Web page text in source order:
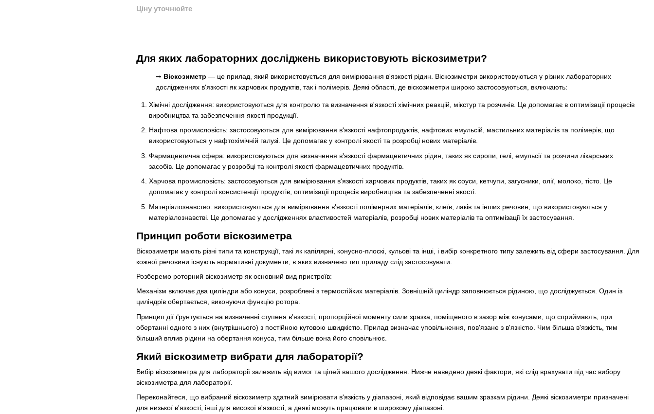
Для яких лабораторних досліджень використовують віскозиметри?
➞ Віскозиметр — це прилад, який використовується для вимірювання в'язкості рідин. Віскозиметри використовуються у різних лабораторних
дослідженнях в'язкості як харчових продуктів, так і полімерів. Деякі області, де віскозиметри широко застосовуються, включають:
Хімічні дослідження: використовуються для контролю та визначення в'язкості хімічних реакцій, мікстур та розчинів. Це допомагає в оптимізації процесів
виробництва та забезпечення якості продукції.
Нафтова промисловість: застосовуються для вимірювання в'язкості нафтопродуктів, нафтових емульсій, мастильних матеріалів та полімерів, що
використовуються у нафтохімічній галузі. Це допомагає у контролі якості та розробці нових матеріалів.
Фармацевтична сфера: використовуються для визначення в'язкості фармацевтичних рідин, таких як сиропи, гелі, емульсії та розчини лікарських
засобів. Це допомагає у розробці та контролі якості фармацевтичних продуктів.
Харчова промисловість: застосовуються для вимірювання в'язкості харчових продуктів, таких як соуси, кетчупи, загусники, олії, молоко, тісто. Це
допомагає у контролі консистенції продуктів, оптимізації процесів виробництва та забезпеченні якості.
Матеріалознавство: використовуються для вимірювання в'язкості полімерних матеріалів, клеїв, лаків та інших речовин, що використовуються у
матеріалознавстві. Це допомагає у дослідженнях властивостей матеріалів, розробці нових матеріалів та оптимізації їх застосування.
Принцип роботи віскозиметра
Віскозиметри мають різні типи та конструкції, такі як капілярні, конусно-плоскі, кульові та інші, і вибір конкретного типу залежить від сфери застосування. Для
кожної речовини існують нормативні документи, в яких визначено тип приладу слід застосовувати.
Розберемо роторний віскозиметр як основний вид пристроїв:
Механізм включає два циліндри або конуси, розроблені з термостійких матеріалів. Зовнішній циліндр заповнюється рідиною, що досліджується. Один із
циліндрів обертається, виконуючи функцію ротора.
Принцип дії ґрунтується на визначенні ступеня в'язкості, пропорційної моменту сили зразка, поміщеного в зазор між конусами, що сприймають, при
обертанні одного з них (внутрішнього) з постійною кутовою швидкістю. Прилад визначає уповільнення, пов'язане з в'язкістю. Чим більша в'язкість, тим
більший вплив рідини на обертання конуса, тим більше вона його сповільнює.
Який віскозиметр вибрати для лабораторії?
Вибір віскозиметра для лабораторії залежить від вимог та цілей вашого дослідження. Нижче наведено деякі фактори, які слід врахувати під час вибору
віскозиметра для лабораторії.
Переконайтеся, що вибраний віскозиметр здатний вимірювати в'язкість у діапазоні, який відповідає вашим зразкам рідини. Деякі віскозиметри призначені
для низької в'язкості, інші для високої в'язкості, а деякі можуть працювати в широкому діапазоні.
Ціну уточнюйте